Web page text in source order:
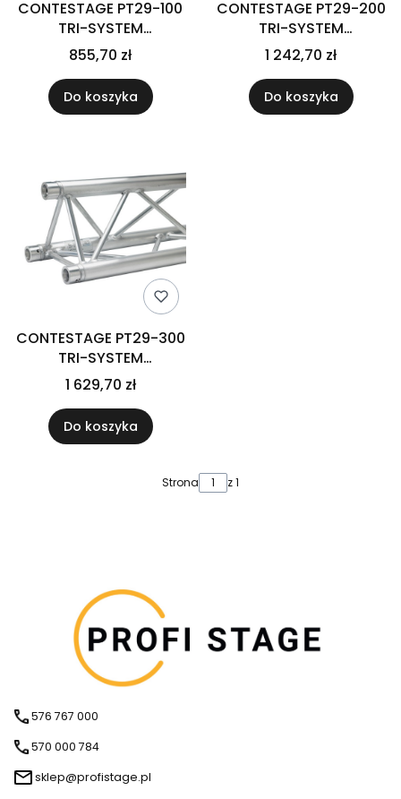
CONTESTAGE PT29-100
TRI-SYSTEM
konstrukcja trawers
(2mm) 1m
855,70 zł
Do koszyka
CONTESTAGE PT29-200
TRI-SYSTEM
konstrukcja trawers
(2mm) 2m
1 242,70 zł
Do koszyka
CONTESTAGE PT29-300
TRI-SYSTEM
konstrukcja trawers
(2mm) 3m
1 629,70 zł
Do koszyka
Strona z 1
576 767 000
570 000 784
sklep@profistage.pl